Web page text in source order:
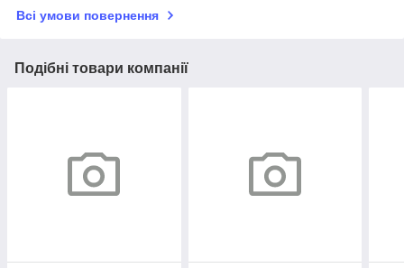
Всі умови повернення
Подібні товари компанії